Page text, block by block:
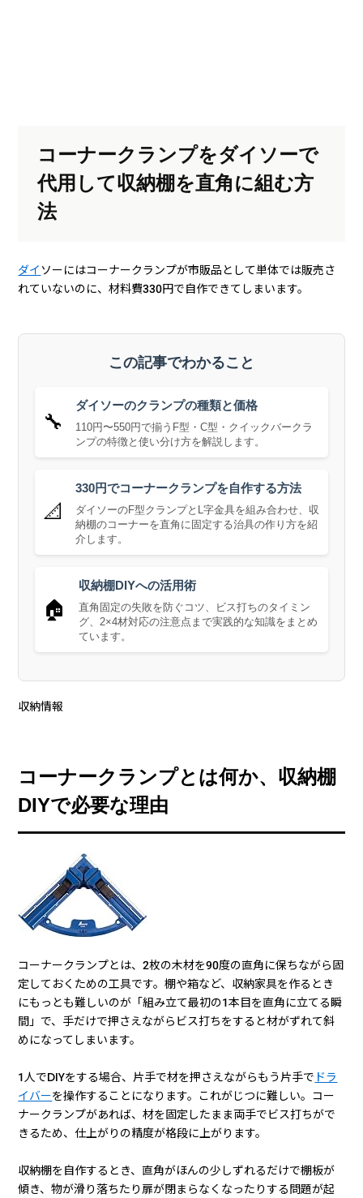
コーナークランプをダイソーで
代用して収納棚を直角に組む方
法
ダイ ソーにはコーナークランプが市販品として単体では販売さ
れていないのに、材料費330円で自作できてしまいます。
この記事でわかること
🔧
ダイソーのクランプの種類と価格
110円〜550円で揃うF型・C型・クイックバークラ
ンプの特徴と使い分け方を解説します。
📐
330円でコーナークランプを自作する方法
ダイソーのF型クランプとL字金具を組み合わせ、収
納棚のコーナーを直角に固定する治具の作り方を紹
介します。
🏠
収納棚DIYへの活用術
直角固定の失敗を防ぐコツ、ビス打ちのタイミン
グ、2×4材対応の注意点まで実践的な知識をまとめ
ています。
収納情報
コーナークランプとは何か、収納棚
DIYで必要な理由
コーナークランプとは、2枚の木材を90度の直角に保ちながら固
定しておくための工具です。棚や箱など、収納家具を作るとき
にもっとも難しいのが「組み立て最初の1本目を直角に立てる瞬
間」で、手だけで押さえながらビス打ちをすると材がずれて斜
めになってしまいます。
1人でDIYをする場合、片手で材を押さえながらもう片手で ドラ
イバーを操作することになります。これがじつに難しい。コー
ナークランプがあれば、材を固定したまま両手でビス打ちがで
きるため、仕上がりの精度が格段に上がります。
収納棚を自作するとき、直角がほんの少しずれるだけで棚板が
傾き、物が滑り落ちたり扉が閉まらなくなったりする問題が起